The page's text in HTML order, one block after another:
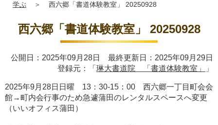
学ぶ
＞ 西六郷「書道体験教室」 20250928
西六郷「書道体験教室」 20250928
公開日：2025年09月28日 最終更新日：2025年09月29日
登録元：「 琳大書道院 「書道体験教室」 」
2025年9月28日日曜 13：30-15：00 西六郷一丁目町会会
館→町内会行事のため急遽蒲田のレンタルスペースへ変更
（いいオフィス蒲田）